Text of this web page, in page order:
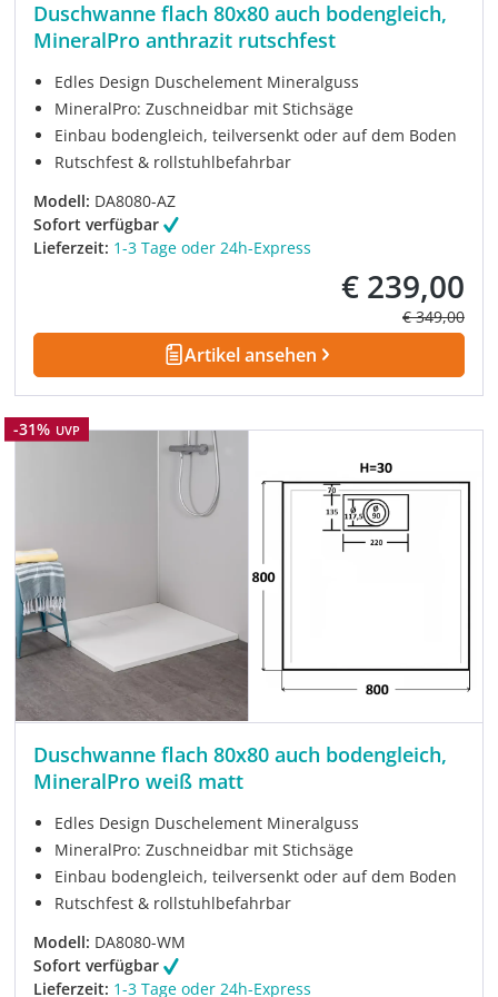
Duschwanne flach 80x80 auch bodengleich,
MineralPro anthrazit rutschfest
Edles Design Duschelement Mineralguss
MineralPro: Zuschneidbar mit Stichsäge
Einbau bodengleich, teilversenkt oder auf dem Boden
Rutschfest & rollstuhlbefahrbar
Modell: DA8080-AZ
Sofort verfügbar
Lieferzeit: 1-3 Tage oder 24h-Express
Verkaufspreis:
€ 239,00
Regulärer
€ 349,00
Artikel ansehen
Rabatt
-31% UVP
Duschwanne flach 80x80 auch bodengleich,
MineralPro weiß matt
Edles Design Duschelement Mineralguss
MineralPro: Zuschneidbar mit Stichsäge
Einbau bodengleich, teilversenkt oder auf dem Boden
Rutschfest & rollstuhlbefahrbar
Modell: DA8080-WM
Sofort verfügbar
Lieferzeit: 1-3 Tage oder 24h-Express